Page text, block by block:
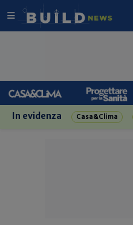
In evidenza Casa&Clima